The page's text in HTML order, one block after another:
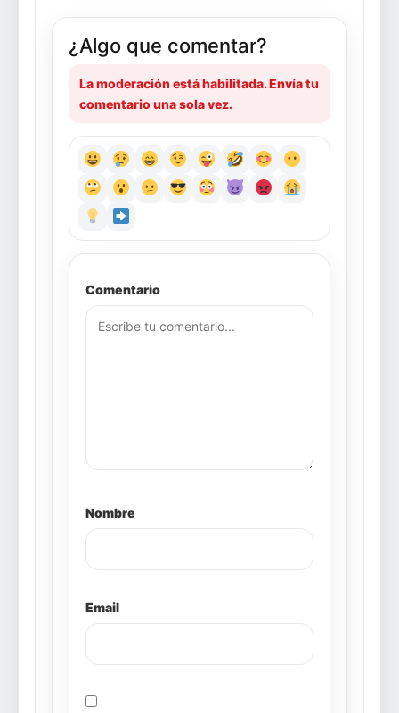
¿Algo que comentar?
La moderación está habilitada. Envía tu
comentario una sola vez.
Comentario
Nombre
Email